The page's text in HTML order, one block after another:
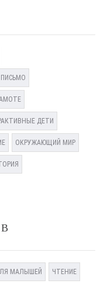
ПИСЬМО
ДЕТИ
ОКРУЖАЮЩИЙ МИР
МАЛЫШЕЙ ЧТЕНИЕ